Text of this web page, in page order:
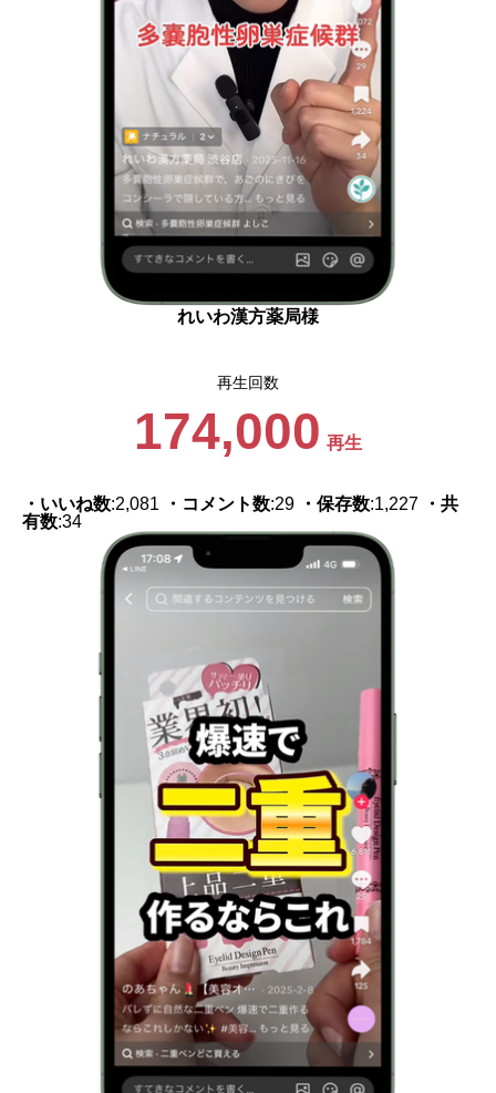
れいわ漢方薬局様
再生回数
174,000 再生
・いいね数:2,081 ・コメント数:29 ・保存数:1,227
・共
有数:34